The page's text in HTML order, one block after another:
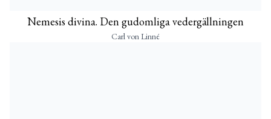
Nemesis divina. Den gudomliga vedergällningen
Carl von Linné